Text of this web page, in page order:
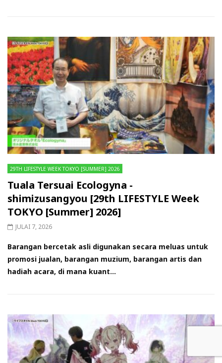
29TH LIFESTYLE WEEK TOKYO [SUMMER] 2026
Tuala Tersuai Ecologyna -
shimizusangyou [29th LIFESTYLE Week
TOKYO [Summer] 2026]
JULAI 7, 2026
Barangan bercetak asli digunakan secara meluas untuk
promosi jualan, barangan muzium, barangan artis dan
hadiah acara, di mana kuant...